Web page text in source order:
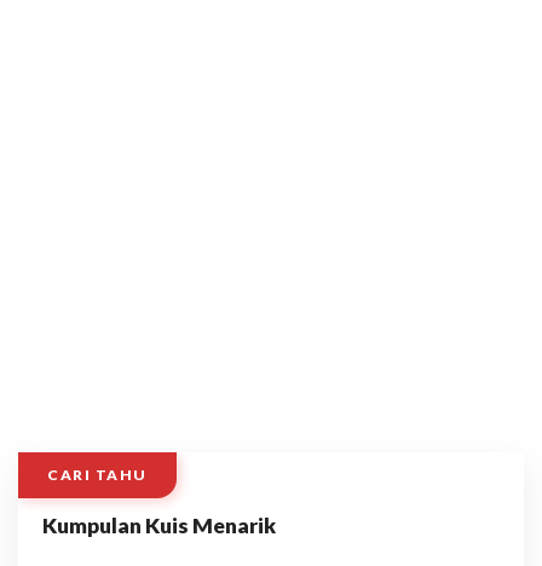
CARI TAHU
Kumpulan Kuis Menarik